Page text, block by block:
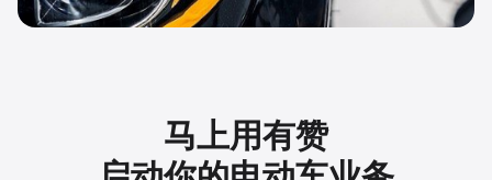
马上用有赞